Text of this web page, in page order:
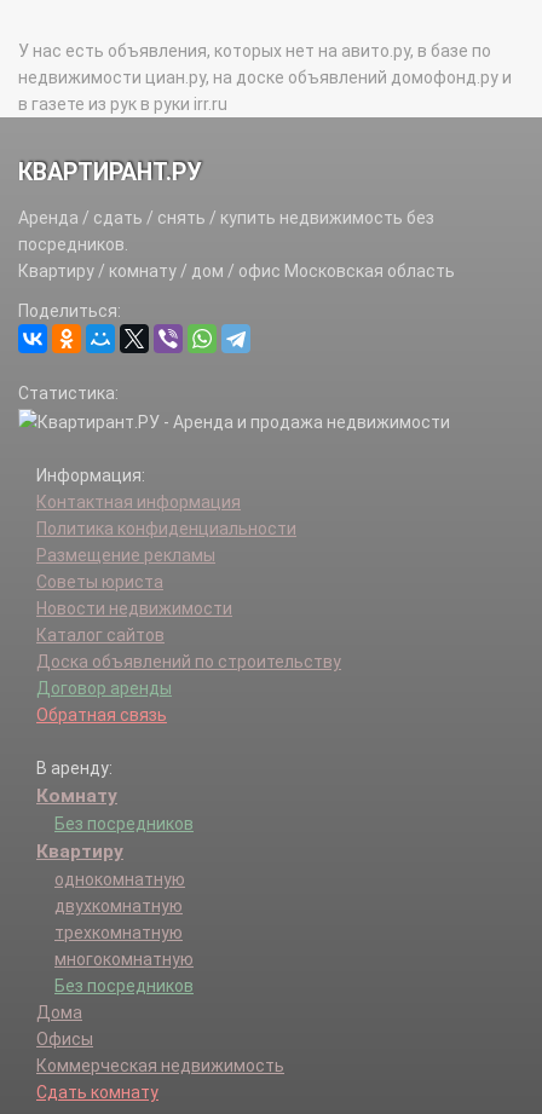
У нас есть объявления, которых нет на авито.ру, в базе по
недвижимости циан.ру, на доске объявлений домофонд.ру и
в газете из рук в руки irr.ru
КВАРТИРАНТ.РУ
Аренда / сдать / снять / купить недвижимость без
посредников.
Квартиру / комнату / дом / офис Московская область
Поделиться:
Статистика:
Информация:
Контактная информация
Политика конфиденциальности
Размещение рекламы
Советы юриста
Новости недвижимости
Каталог сайтов
Доска объявлений по строительству
Договор аренды
Обратная связь
В аренду:
Комнату
Без посредников
Квартиру
однокомнатную
двухкомнатную
трехкомнатную
многокомнатную
Без посредников
Дома
Офисы
Коммерческая недвижимость
Сдать комнату